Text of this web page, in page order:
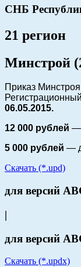
СНБ
21 регион
Минстрой
Приказ
06.05.2015.
12 000 рублей —
5 000 рублей —
Скачать (*.upd)
для версий
|
для версий
Скачать (*.updx)